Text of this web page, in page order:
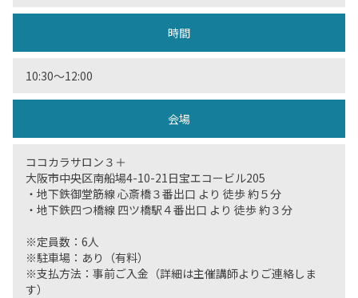
時間
10:30〜12:00
会場
ココカラサロン３＋
大阪市中央区南船場4-10-21日宝エコービル205
・地下鉄御堂筋線 心斎橋３番出口 より 徒歩 約５分
・地下鉄四つ橋線 四ツ橋駅４番出口 より 徒歩 約３分
※定員数：6人
※駐車場：あり（有料）
※支払方法：事前ご入金（詳細は主催講師よりご連絡しま
す）